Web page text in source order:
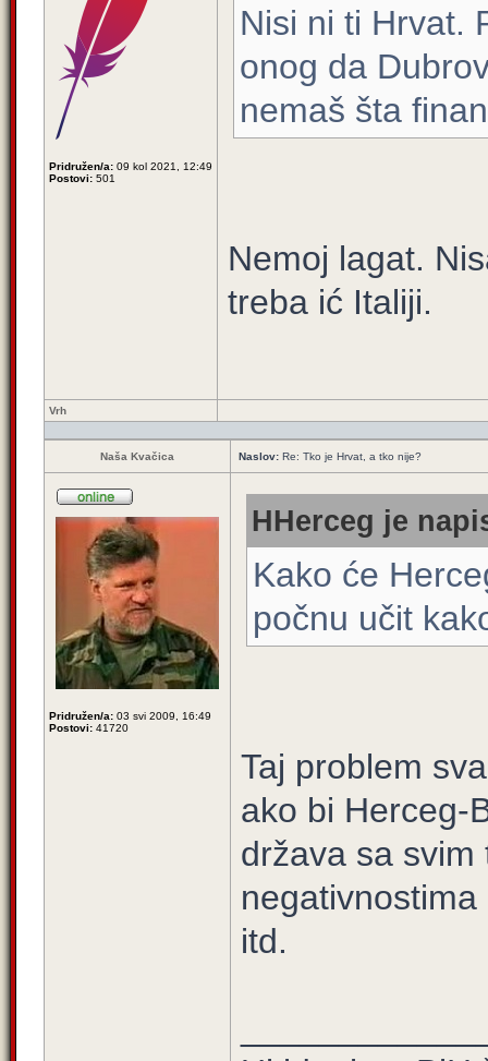
Pridružen/a: 09 kol 2021, 12:49
Postovi: 501
Nisi ni ti Hrvat.
onog da
nemaš šta
Nemoj lagat.
treba ić Italiji.
Vrh
Naša Kvačica Naslov: Re: Tko je Hrvat, a tko nije?
Pridružen/a: 03 svi 2009, 16:49
Postovi: 41720
HHerceg je
Kako će
počnu učit
Taj problem
ako bi Herceg-
država sa
itd.